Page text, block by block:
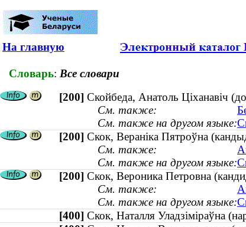
На главную
Словарь: Все словари
[200] Скойбеда, Анатоль Ціханавіч
См. также:
См. также на другом языке:
[200] Скок, Вераніка Пятроўна
См. также:
См. также на другом языке:
[200] Скок, Вероника Петровна
См. также:
См. также на другом языке:
[400] Скок, Наталля Уладзіміраўна